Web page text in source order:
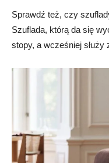
Sprawdź też, czy
Szuflada, którą da się
stopy, a wcześniej służy